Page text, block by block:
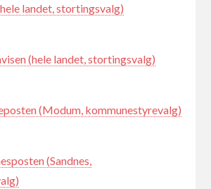
landet, stortingsvalg)
(hele landet, stortingsvalg)
(Modum, kommunestyrevalg)
(Sandnes,